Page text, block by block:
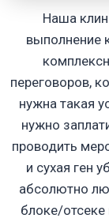
Наша
выполнение
переговоров,
нужна такая
нужно
проводить
и сухая ген
абсолютно
блоке/